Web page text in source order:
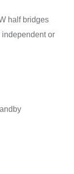
half bridges
independent or